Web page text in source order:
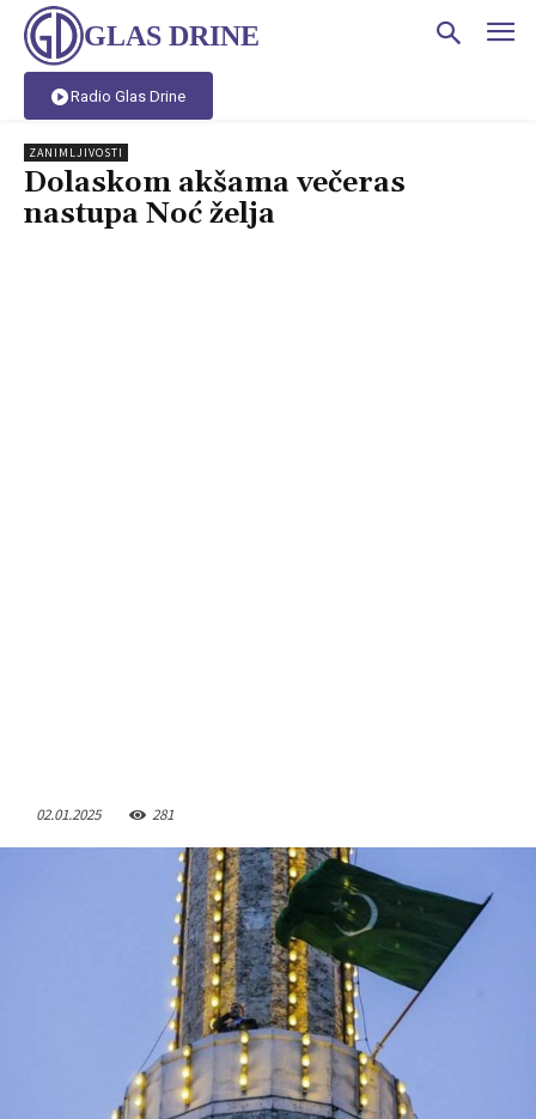
GLAS DRINE
Radio Glas Drine
ZANIMLJIVOSTI
Dolaskom akšama večeras
nastupa Noć želja
02.01.2025 281